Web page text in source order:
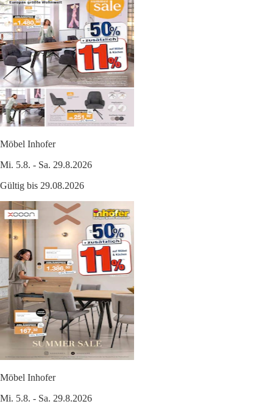
Möbel Inhofer
Mi. 5.8. - Sa. 29.8.2026
Gültig bis 29.08.2026
Möbel Inhofer
Mi. 5.8. - Sa. 29.8.2026